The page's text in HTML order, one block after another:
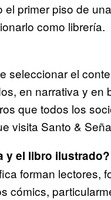
primer piso de
como librería.
seleccionar el
en narrativa y en
que todos los
visita Santo &
y el libro ilustrado?
forman lectores,
cómics,